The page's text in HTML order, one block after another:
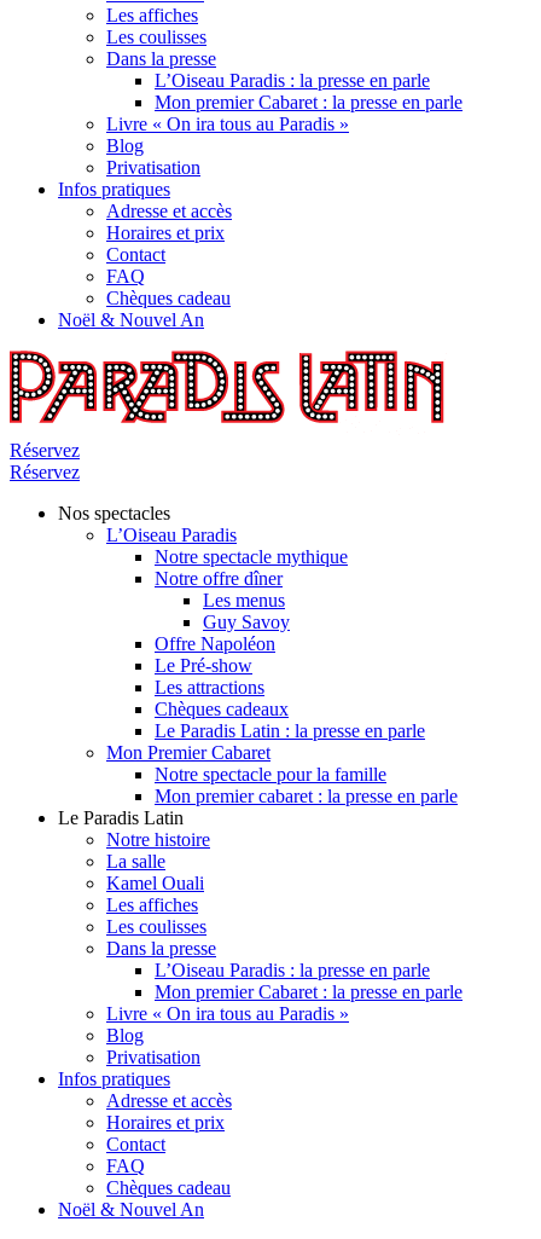
Les affiches
Les coulisses
Dans la presse
L’Oiseau Paradis : la presse en parle
Mon premier Cabaret : la presse en parle
Livre « On ira tous au Paradis »
Blog
Privatisation
Infos pratiques
Adresse et accès
Horaires et prix
Contact
FAQ
Chèques cadeau
Noël & Nouvel An
Réservez
Réservez
Nos spectacles
L’Oiseau Paradis
Notre spectacle mythique
Notre offre dîner
Les menus
Guy Savoy
Offre Napoléon
Le Pré-show
Les attractions
Chèques cadeaux
Le Paradis Latin : la presse en parle
Mon Premier Cabaret
Notre spectacle pour la famille
Mon premier cabaret : la presse en parle
Le Paradis Latin
Notre histoire
La salle
Kamel Ouali
Les affiches
Les coulisses
Dans la presse
L’Oiseau Paradis : la presse en parle
Mon premier Cabaret : la presse en parle
Livre « On ira tous au Paradis »
Blog
Privatisation
Infos pratiques
Adresse et accès
Horaires et prix
Contact
FAQ
Chèques cadeau
Noël & Nouvel An